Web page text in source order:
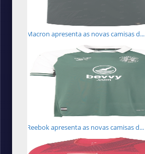
Macron apresenta as novas camisas d...
Reebok apresenta as novas camisas d...